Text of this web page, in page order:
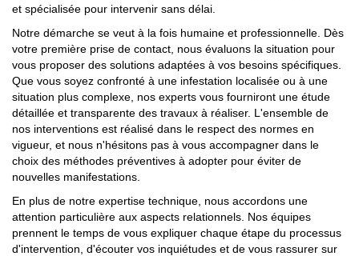
et spécialisée pour intervenir sans délai.
Notre démarche se veut à la fois humaine et professionnelle. Dès
votre première prise de contact, nous évaluons la situation pour
vous proposer des solutions adaptées à vos besoins spécifiques.
Que vous soyez confronté à une infestation localisée ou à une
situation plus complexe, nos experts vous fourniront une étude
détaillée et transparente des travaux à réaliser. L'ensemble de
nos interventions est réalisé dans le respect des normes en
vigueur, et nous n'hésitons pas à vous accompagner dans le
choix des méthodes préventives à adopter pour éviter de
nouvelles manifestations.
En plus de notre expertise technique, nous accordons une
attention particulière aux aspects relationnels. Nos équipes
prennent le temps de vous expliquer chaque étape du processus
d'intervention, d'écouter vos inquiétudes et de vous rassurer sur